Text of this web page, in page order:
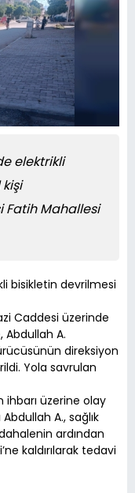
elektrikli
Fatih Mahallesi
bisikletin devrilmesi
Caddesi üzerinde
Abdullah A.
direksiyon
Yola savrulan
ihbarı üzerine olay
A., sağlık
ardından
kaldırılarak tedavi